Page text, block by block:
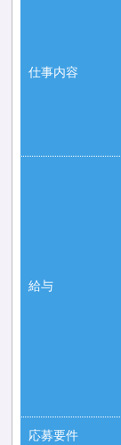
仕事内容
給与
応募要件